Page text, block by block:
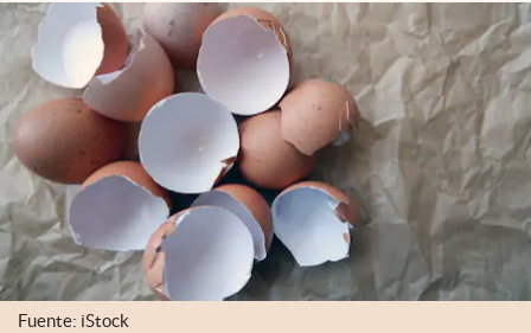
Fuente: iStock